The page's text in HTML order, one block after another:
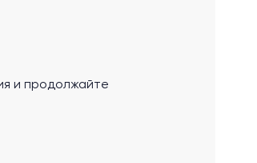
и продолжайте